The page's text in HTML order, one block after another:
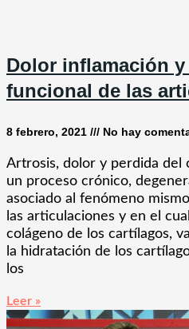
Dolor inflamación
funcional de las
8 febrero, 2021 No hay
Artrosis, dolor y perdida del
un proceso crónico,
asociado al fenómeno
las articulaciones y en el
colágeno de los cartílagos,
la hidratación de los
los
Leer »